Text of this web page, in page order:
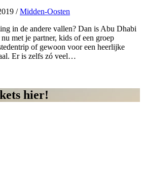
/ Midden-Oosten
in de andere vallen? Dan is Abu Dhabi
met je partner, kids of een groep
of gewoon voor een heerlijke
Er is zelfs zó veel…
hier!